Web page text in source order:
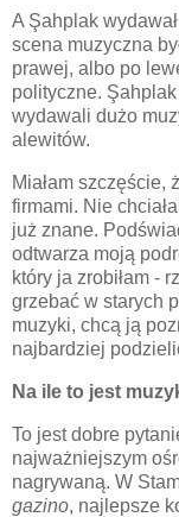
A Şahplak
scena muzyczna
prawej, albo po
polityczne.
wydawali dużo
alewitów.
Miałam szczęście,
firmami. Nie
już znane.
odtwarza moją
który ja zrobiłam -
grzebać w starych
muzyki, chcą ją
najbardziej
Na ile to jest
To jest dobre
najważniejszym
nagrywaną. W
gazino, najlepsze